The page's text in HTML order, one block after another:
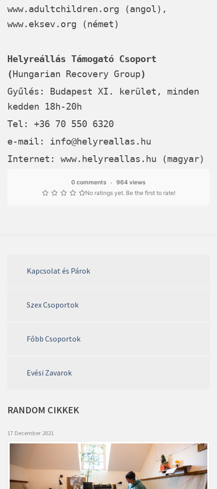
www.adultchildren.org (angol),
www.eksev.org (német)
Helyreállás Támogató Csoport
( Hungarian Recovery Group)
Gyűlés: Budapest XI. kerület, minden
kedden 18h-20h
Tel: +36 70 550 6320
e-mail: info@helyreallas.hu
Internet: www.helyreallas.hu (magyar)
0 comments
964 views
No ratings yet. Be the first to rate!
Kapcsolat és Párok
Szex Csoportok
Főbb Csoportok
Evési Zavarok
RANDOM CIKKEK
17 December 2021